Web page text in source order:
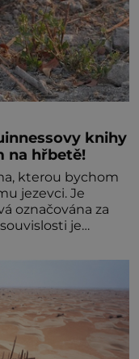
knihy
na hřbetě!
kterou bychom
jezevci. Je
označována za
je